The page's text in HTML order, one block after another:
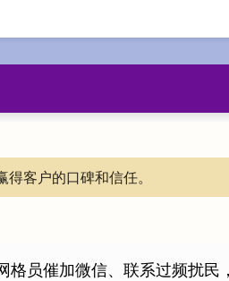
客户的口碑和信任。
格员催加微信、联系过频扰民